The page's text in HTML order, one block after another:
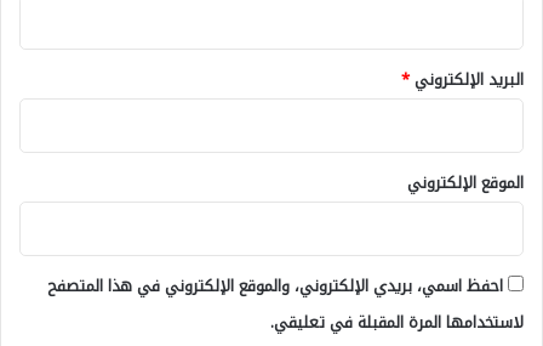
البريد الإلكتروني*
الموقع الإلكتروني
احفظ اسمي، بريدي الإلكتروني، والموقع الإلكتروني في هذا المتصفح
لاستخدامها المرة المقبلة في تعليقي.